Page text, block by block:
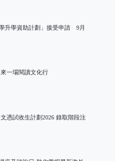
升學資助計劃」接受申請 9月
一場閱讀文化行
憑試收生計劃2026 錄取階段注